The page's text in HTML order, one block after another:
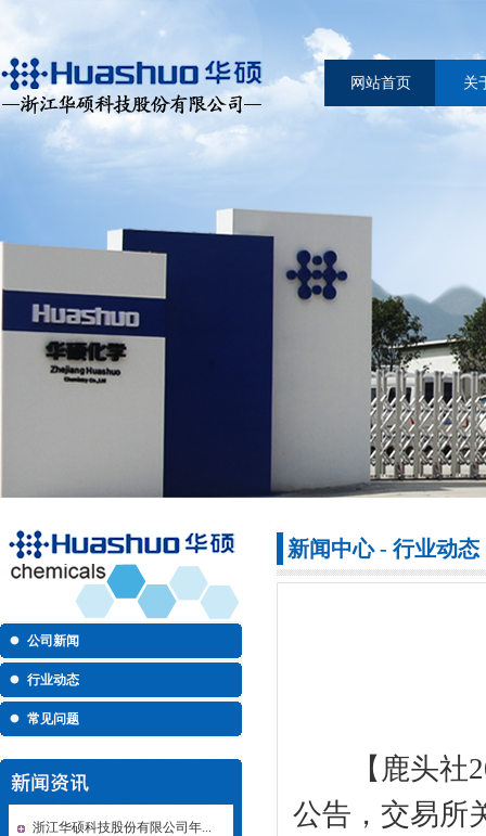
网站首页 关
公司新闻
行业动态
常见问题
浙江华硕科技股份有限公司年...
新闻中心 - 行业动态
【鹿头社
公告，交易所